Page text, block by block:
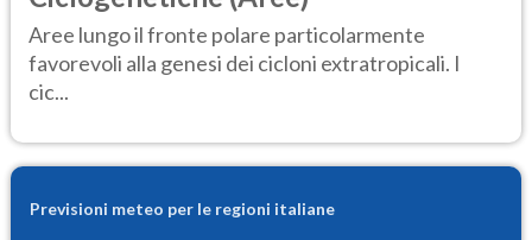
Aree lungo il fronte polare particolarmente
favorevoli alla genesi dei cicloni extratropicali. I
cic...
Previsioni meteo per le regioni italiane